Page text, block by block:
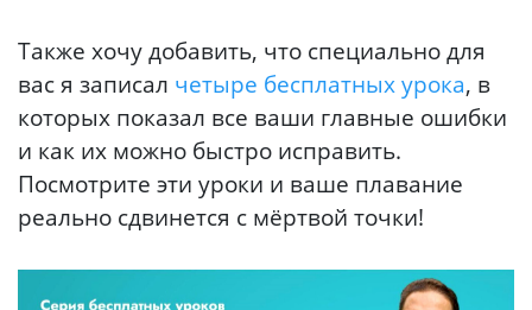
Также хочу добавить, что специально для
вас я записал четыре бесплатных урока, в
которых показал все ваши главные ошибки
и как их можно быстро исправить.
Посмотрите эти уроки и ваше плавание
реально сдвинется с мёртвой точки!